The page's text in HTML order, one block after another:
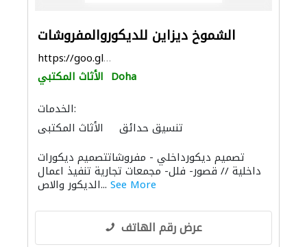
الشموخ ديزاين للديكوروالمفروشات
https://goo.gl/maps/x516XGaAg6C3dXVN9
الأثاث المكتبي Doha
الخدمات:
الأثاث المكتبي
تنسيق حدائق
توريد الأقمشة والنسيج الديكور الداخلي
تصميم ديكورداخلي - مفروشاتتصميم ديكورات
داخلية // قصور- فلل- مجمعات تجارية تنفيذ اعمال
الديكور والاص... See More
عرض رقم الهاتف